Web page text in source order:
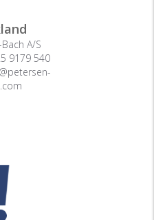
A/S
9179 540